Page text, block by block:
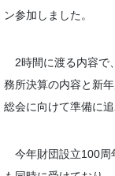
ン参加しました。
2時間に渡る内容で
務所決算の内容と新
総会に向けて準備に追
今年財団設立100周